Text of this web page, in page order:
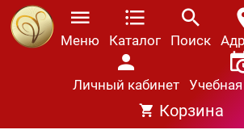
Меню Каталог Поиск
Личный кабинет
Корзина